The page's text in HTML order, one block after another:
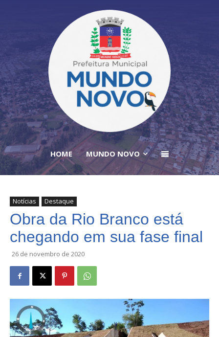
HOME MUNDO NOVO
Notícias Destaque
Obra da Rio Branco está
chegando em sua fase final
26 de novembro de 2020